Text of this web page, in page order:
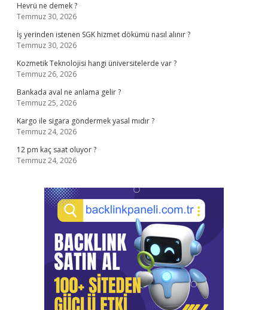
Hevrü ne demek ?
Temmuz 30, 2026
İş yerinden istenen SGK hizmet dökümü nasıl alınır ?
Temmuz 30, 2026
Kozmetik Teknolojisi hangi üniversitelerde var ?
Temmuz 26, 2026
Bankada aval ne anlama gelir ?
Temmuz 25, 2026
Kargo ile sigara göndermek yasal mıdır ?
Temmuz 24, 2026
12 pm kaç saat oluyor ?
Temmuz 24, 2026